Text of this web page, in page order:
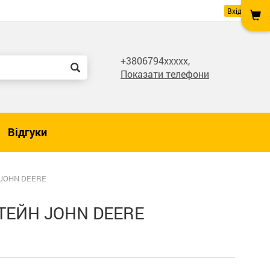
Вхід
+3806794xxxxx,
Показати телефони
Відгуки
DEERE
JOHN DEERE